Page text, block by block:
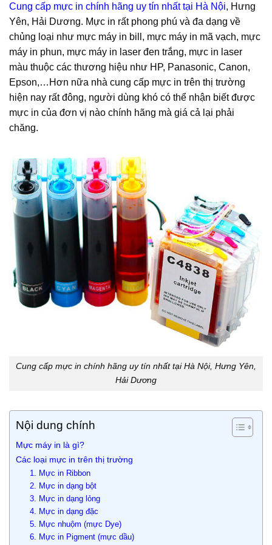
Cung cấp mực in chính hãng uy tín nhất tại Hà Nội, Hưng
Yên, Hải Dương. Mực in rất phong phú và đa dạng về
chủng loại như mực máy in bill, mực máy in mã vạch, mực
máy in phun, mực máy in laser đen trắng, mực in laser
màu thuộc các thương hiệu như HP, Panasonic, Canon,
Epson,…Hơn nữa nhà cung cấp mực in trên thị trường
hiện nay rất đông, người dùng khó có thể nhận biết được
mực in của đơn vị nào chính hãng mà giá cả lại phải
chăng.
Cung cấp mực in chính hãng uy tín nhất tại Hà Nội, Hưng Yên,
Hải Dương
Nội dung chính
Mực máy in là gì?
Các loại mực in trên thị trường
1. Mực in Ribbon
2. Mực in dạng bột
3. Mực in dạng lỏng
4. Mực in dạng đặc
5. Mực nhuộm (mực Dye)
6. Mực in Pigment (mực dầu)